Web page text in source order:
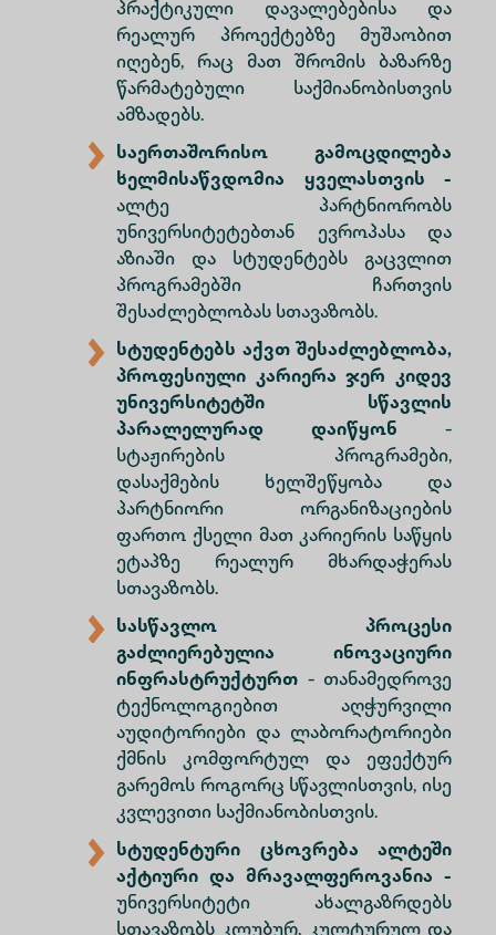
პრაქტიკული დავალებებისა და
რეალურ პროექტებზე მუშაობით
იღებენ, რაც მათ შრომის ბაზარზე
წარმატებული საქმიანობისთვის
ამზადებს.
საერთაშორისო გამოცდილება
ხელმისაწვდომია ყველასთვის -
ალტე პარტნიორობს
უნივერსიტეტებთან ევროპასა და
აზიაში და სტუდენტებს გაცვლით
პროგრამებში ჩართვის
შესაძლებლობას სთავაზობს.
სტუდენტებს აქვთ შესაძლებლობა,
პროფესიული კარიერა ჯერ კიდევ
უნივერსიტეტში სწავლის
პარალელურად დაიწყონ -
სტაჟირების პროგრამები,
დასაქმების ხელშეწყობა და
პარტნიორი ორგანიზაციების
ფართო ქსელი მათ კარიერის საწყის
ეტაპზე რეალურ მხარდაჭერას
სთავაზობს.
სასწავლო პროცესი
გაძლიერებულია ინოვაციური
ინფრასტრუქტურთ - თანამედროვე
ტექნოლოგიებით აღჭურვილი
აუდიტორიები და ლაბორატორიები
ქმნის კომფორტულ და ეფექტურ
გარემოს როგორც სწავლისთვის, ისე
კვლევითი საქმიანობისთვის.
სტუდენტური ცხოვრება ალტეში
აქტიური და მრავალფეროვანია -
უნივერსიტეტი ახალგაზრდებს
სთავაზობს კლუბურ, კულტურულ და